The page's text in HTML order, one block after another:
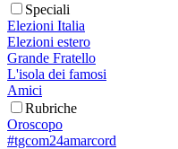
Speciali
Elezioni Italia
Elezioni estero
Grande Fratello
L'isola dei famosi
Amici
Rubriche
Oroscopo
#tgcom24amarcord